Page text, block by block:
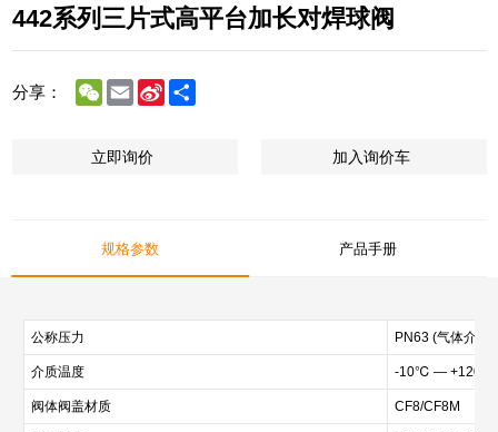
442系列三片式高平台加长对焊球阀
分享： WeChat
Email Sina
Weibo
立即询价 加入询价车
规格参数 产品手册
公称压力 PN63 (气体介质
介质温度 -10℃ — +120℃
阀体阀盖材质 CF8/CF8M